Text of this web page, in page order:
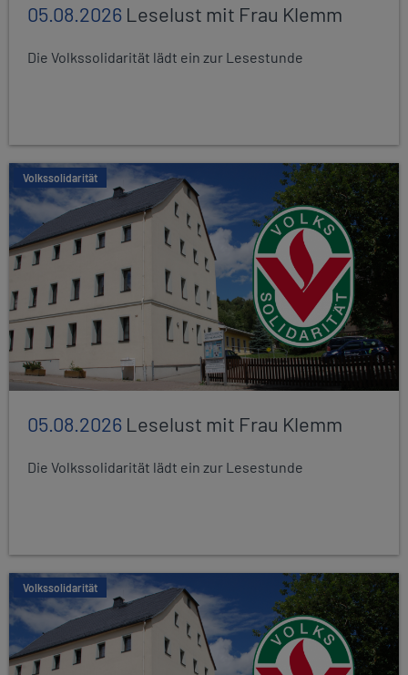
05.08.2026 Leselust mit Frau Klemm
Die Volkssolidarität lädt ein zur Lesestunde
Volkssolidarität
05.08.2026 Leselust mit Frau Klemm
Die Volkssolidarität lädt ein zur Lesestunde
Volkssolidarität